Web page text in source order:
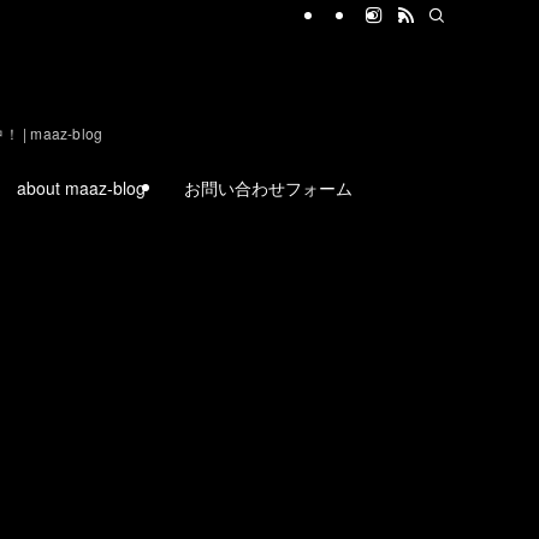
！ | maaz-blog
about maaz-blog お問い合わせフォーム